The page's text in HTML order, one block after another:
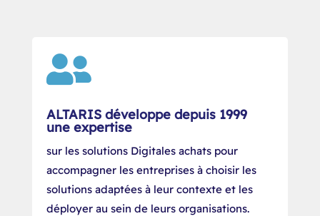

ALTARIS développe depuis 1999
une expertise
sur les solutions Digitales achats pour
accompagner les entreprises à choisir les
solutions adaptées à leur contexte et les
déployer au sein de leurs organisations.​